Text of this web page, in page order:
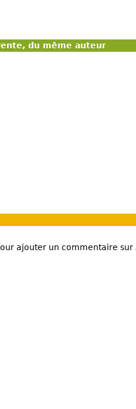
du même auteur
ajouter un commentaire sur